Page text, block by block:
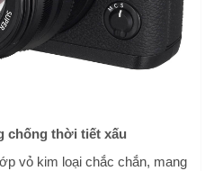
chống thời tiết xấu
vỏ kim loại chắc chắn, mang